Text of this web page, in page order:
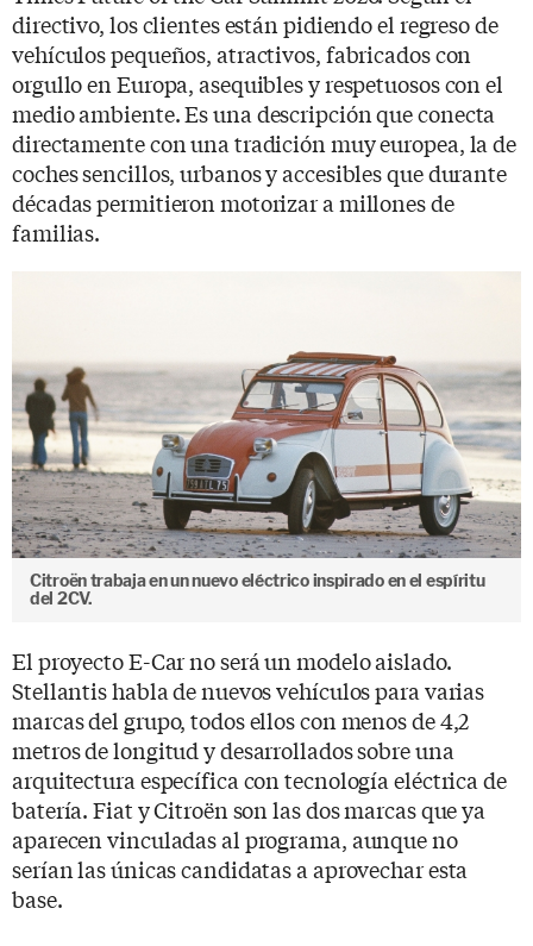
directivo, los clientes están pidiendo el regreso de
vehículos pequeños, atractivos, fabricados con
orgullo en Europa, asequibles y respetuosos con el
medio ambiente. Es una descripción que conecta
directamente con una tradición muy europea, la de
coches sencillos, urbanos y accesibles que durante
décadas permitieron motorizar a millones de
familias.
Citroën trabaja en un nuevo eléctrico inspirado en el espíritu
del 2CV.
El proyecto E-Car no será un modelo aislado.
Stellantis habla de nuevos vehículos para varias
marcas del grupo, todos ellos con menos de 4,2
metros de longitud y desarrollados sobre una
arquitectura específica con tecnología eléctrica de
batería. Fiat y Citroën son las dos marcas que ya
aparecen vinculadas al programa, aunque no
serían las únicas candidatas a aprovechar esta
base.